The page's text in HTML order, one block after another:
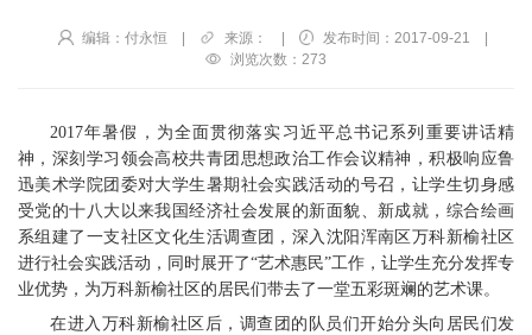
编辑：付永恒 | 来源： | 发布时间：2017-09-21
|
浏览次数： 273
2017年暑假，为全面贯彻落实习近平总书记系列重要讲话精
神，深刻学习领会高校共青团思想政治工作会议精神，积极响应鲁
迅美术学院团委对大学生暑期社会实践活动的号召，让学生切身感
受党的十八大以来我国经济社会发展的新面貌、新成就，综合绘画
系组建了一支社区文化生活调查团，深入沈阳浑南区万科新榆社区
进行社会实践活动，同时展开了“艺术惠民”工作，让学生充分发挥专
业优势，为万科新榆社区的居民们带去了一堂五彩斑斓的艺术课。
在进入万科新榆社区后，调查团的队员们开始分头向居民们发